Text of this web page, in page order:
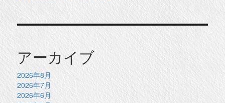
アーカイブ
2026年8月
2026年7月
2026年6月